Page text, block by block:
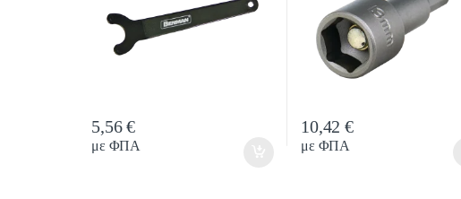
5,56€
με ΦΠΑ
10,42€
με ΦΠΑ